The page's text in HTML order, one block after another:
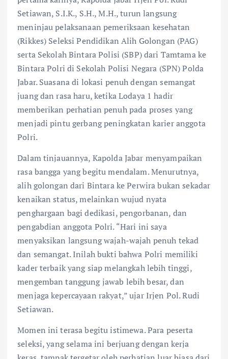
Setiawan, S.I.K., S.H., M.H., turun langsung
meninjau pelaksanaan pemeriksaan kesehatan
(Rikkes) Seleksi Pendidikan Alih Golongan (PAG)
serta Sekolah Bintara Polisi (SBP) dari Tamtama ke
Bintara Polri di Sekolah Polisi Negara (SPN) Polda
Jabar. Suasana di lokasi penuh dengan semangat
juang dan rasa haru, ketika Lodaya 1 hadir
memberikan perhatian penuh pada proses yang
menjadi pintu gerbang peningkatan karier anggota
Polri.
Dalam tinjauannya, Kapolda Jabar menyampaikan
rasa bangga yang begitu mendalam. Menurutnya,
alih golongan dari Bintara ke Perwira bukan sekadar
kenaikan status, melainkan wujud nyata
penghargaan bagi dedikasi, pengorbanan, dan
pengabdian anggota Polri. “Hari ini saya
menyaksikan langsung wajah-wajah penuh tekad
dan semangat. Inilah bukti bahwa Polri memiliki
kader terbaik yang siap melangkah lebih tinggi,
mengemban tanggung jawab lebih besar, dan
menjaga kepercayaan rakyat,” ujar Irjen Pol. Rudi
Setiawan.
Momen ini terasa begitu istimewa. Para peserta
seleksi, yang selama ini berjuang dengan kerja